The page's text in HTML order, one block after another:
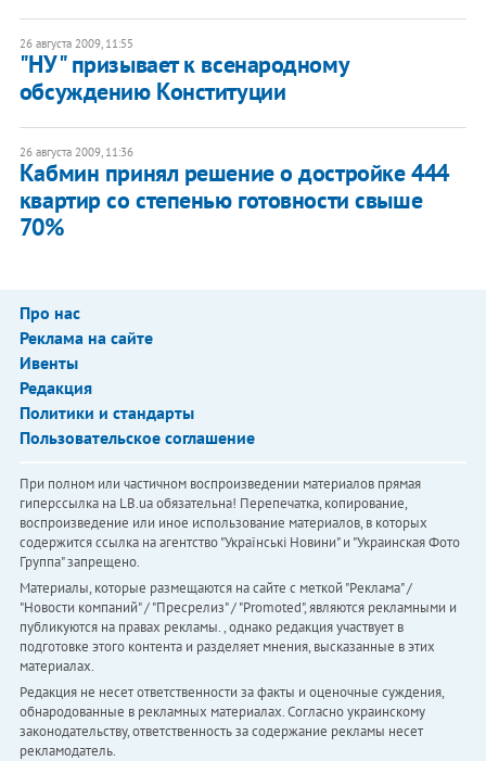
26 августа 2009, 11:55
"НУ" призывает к всенародному
обсуждению Конституции
26 августа 2009, 11:36
Кабмин принял решение о достройке 444
квартир со степенью готовности свыше
70%
Про нас
Реклама на сайте
Ивенты
Редакция
Политики и стандарты
Пользовательское соглашение
При полном или частичном воспроизведении материалов прямая
гиперссылка на LB.ua обязательна! Перепечатка, копирование,
воспроизведение или иное использование материалов, в которых
содержится ссылка на агентство "Українськi Новини" и "Украинская Фото
Группа" запрещено.
Материалы, которые размещаются на сайте с меткой "Реклама" /
"Новости компаний" / "Пресрелиз" / "Promoted", являются рекламными и
публикуются на правах рекламы. , однако редакция участвует в
подготовке этого контента и разделяет мнения, высказанные в этих
материалах.
Редакция не несет ответственности за факты и оценочные суждения,
обнародованные в рекламных материалах. Согласно украинскому
законодательству, ответственность за содержание рекламы несет
рекламодатель.